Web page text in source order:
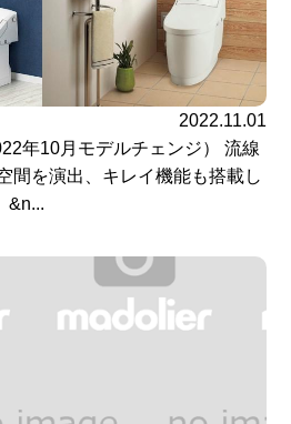
2022.11.01
年10月モデルチェンジ） 流線
間を演出、キレイ機能も搭載し
&n...